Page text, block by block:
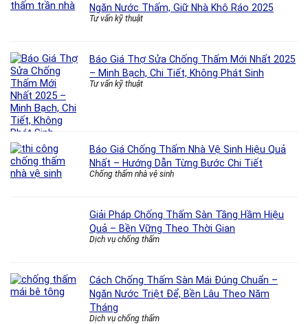
Ngăn Nước Thấm, Giữ Nhà Khô Ráo 2025
Tư vấn kỹ thuật
Báo Giá Thợ Sửa Chống Thấm Mới Nhất 2025
– Minh Bạch, Chi Tiết, Không Phát Sinh
Tư vấn kỹ thuật
Báo Giá Chống Thấm Nhà Vệ Sinh Hiệu Quả
Nhất – Hướng Dẫn Từng Bước Chi Tiết
Chống thấm nhà vệ sinh
Giải Pháp Chống Thấm Sàn Tầng Hầm Hiệu
Quả – Bền Vững Theo Thời Gian
Dịch vụ chống thấm
Cách Chống Thấm Sàn Mái Đúng Chuẩn –
Ngăn Nước Triệt Để, Bền Lâu Theo Năm
Tháng
Dịch vụ chống thấm